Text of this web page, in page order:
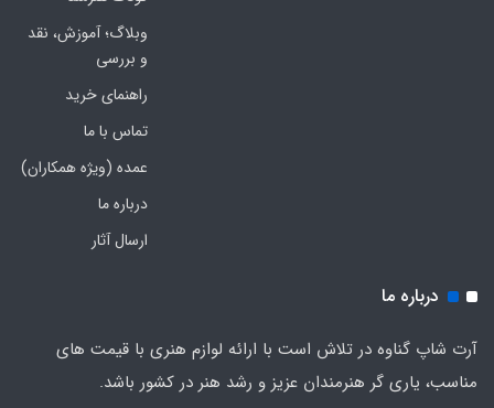
وبلاگ؛ آموزش، نقد
و بررسی
راهنمای خرید
تماس با ما
عمده (ویژه همکاران)
درباره ما
ارسال آثار
درباره ما
آرت شاپ گناوه در تلاش است با ارائه لوازم هنری با قیمت های
مناسب، یاری گر هنرمندان عزیز و رشد هنر در کشور باشد.